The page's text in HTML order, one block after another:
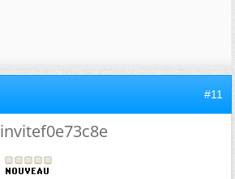
#11
invitef0e73c8e